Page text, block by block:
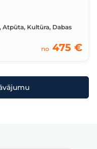
, Atpūta, Kultūra, Dabas
no 475 €